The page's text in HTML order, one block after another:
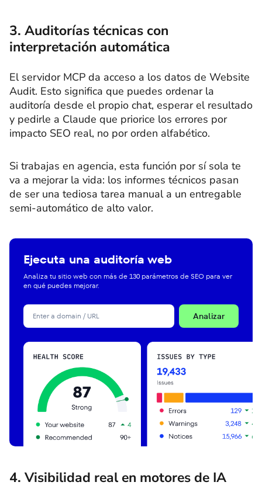
3. Auditorías técnicas con
interpretación automática
El servidor MCP da acceso a los datos de Website
Audit. Esto significa que puedes ordenar la
auditoría desde el propio chat, esperar el resultado
y pedirle a Claude que priorice los errores por
impacto SEO real, no por orden alfabético.
Si trabajas en agencia, esta función por sí sola te
va a mejorar la vida: los informes técnicos pasan
de ser una tediosa tarea manual a un entregable
semi-automático de alto valor.
Ejecuta una auditoría web
Analiza tu sitio web con más de 130 parámetros de SEO para ver
en qué puedes mejorar.
Analizar
4. Visibilidad real en motores de IA